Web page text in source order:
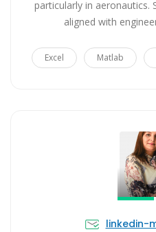
particularly in aeronautics.
aligned with
Excel Matlab
linkedin-